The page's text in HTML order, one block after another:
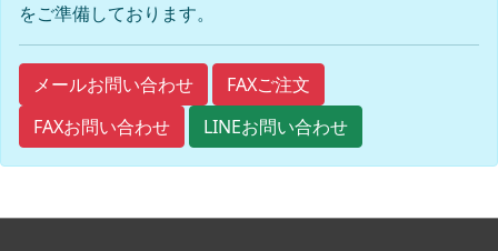
をご準備しております。
メールお問い合わせ
FAXご注文
FAXお問い合わせ
LINEお問い合わせ